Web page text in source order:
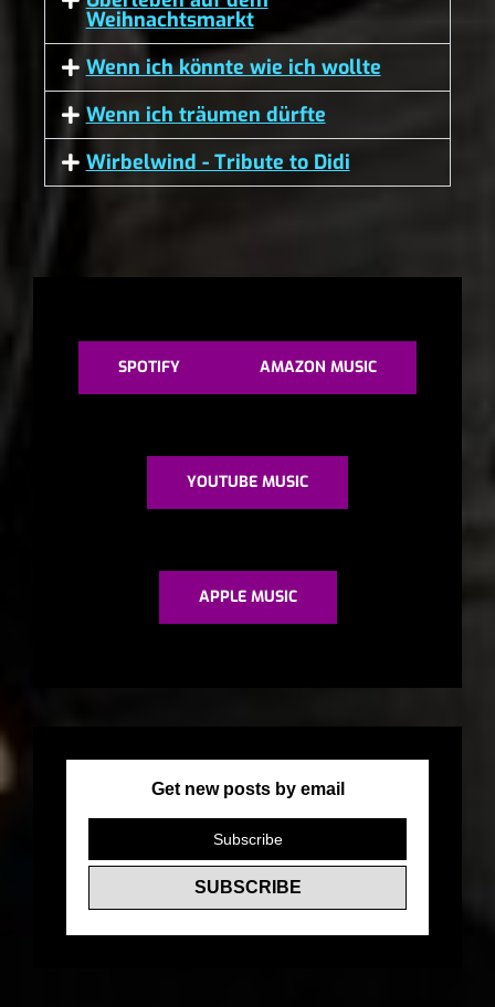
Weihnachtsmarkt
Wenn ich könnte wie ich wollte
Wenn ich träumen dürfte
Wirbelwind - Tribute to Didi
SPOTIFY AMAZON MUSIC
YOUTUBE MUSIC
APPLE MUSIC
Get new posts by email